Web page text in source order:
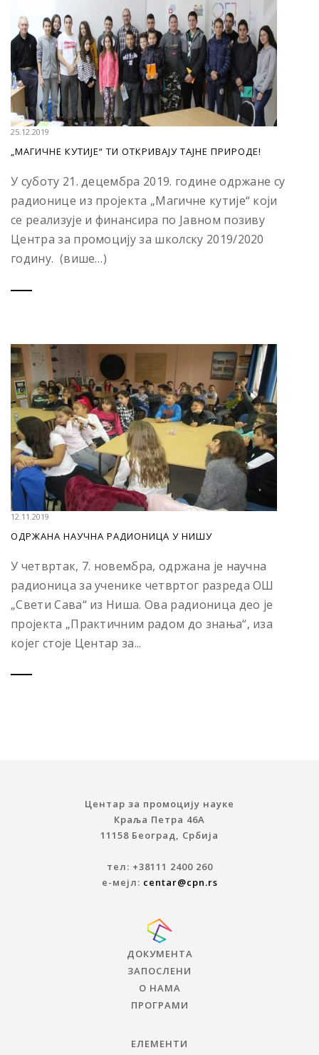
25.12.2019
„МАГИЧНЕ КУТИЈЕ“ ТИ ОТКРИВАЈУ ТАЈНЕ ПРИРОДЕ!
У суботу 21. децембра 2019. године одржане су
радионице из пројекта „Магичне кутије“ који
се реализује и финансира по Јавном позиву
Центра за промоцију за школску 2019/2020
годину. (више…)
12.11.2019
OДРЖАНА НАУЧНА РАДИОНИЦА У НИШУ
У четвртак, 7. новембра, одржана је научна
радионица за ученике четвртог разреда ОШ
„Свети Сава“ из Ниша. Ова радионица део је
пројекта „Практичним радом до знања“, иза
којег стоје Центар за...
Центар за промоцију науке
Краља Петра 46A
11158 Београд, Србија
тел: +38111 2400 260
е-мејл: centar@cpn.rs
ДОКУМЕНТА
ЗАПОСЛЕНИ
О НАМА
ПРОГРАМИ
ЕЛЕМЕНТИ